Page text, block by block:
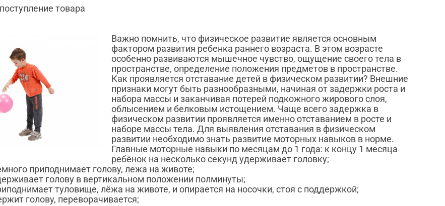
товара
Важно помнить, что физическое развитие является основным
фактором развития ребенка раннего возраста. В этом возрасте
особенно развиваются мышечное чувство, ощущение своего тела в
пространстве, определение положения предметов в пространстве.
Как проявляется отставание детей в физическом развитии? Внешние
признаки могут быть разнообразными, начиная от задержки роста и
набора массы и заканчивая потерей подкожного жирового слоя,
облысением и белковым истощением. Чаще всего задержка в
физическом развитии проявляется именно отставанием в росте и
наборе массы тела. Для выявления отставания в физическом
развитии необходимо знать развитие моторных навыков в норме.
Главные моторные навыки по месяцам до 1 года: к концу 1 месяца
ребёнок на несколько секунд удерживает головку;
приподнимает голову, лежа на животе;
голову в вертикальном положении полминуты;
туловище, лёжа на животе, и опирается на носочки, стоя с поддержкой;
голову, переворачивается;